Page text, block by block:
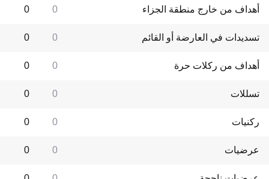
أهداف من خارج منطقة الجزاء 0
0
تسديدات في العارضة أو القائم 0
0
أهداف من ركلات حرة 0
0
تسللات 0
0
ركنيات 0
0
عرضيات 0
0